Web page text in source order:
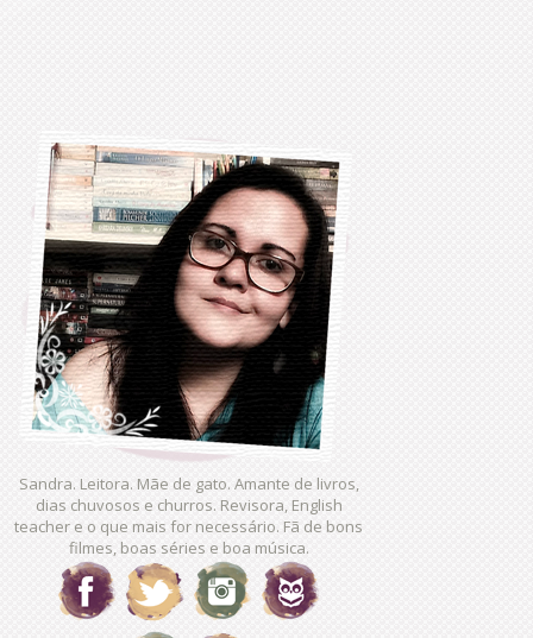
Sandra. Leitora. Mãe de gato. Amante de livros,
dias chuvosos e churros. Revisora, English
teacher e o que mais for necessário. Fã de bons
filmes, boas séries e boa música.